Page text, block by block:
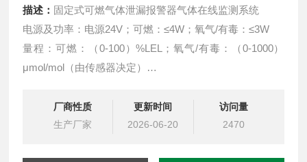
描述： 固定式可燃气体泄漏报警器气体在线监测系统
电源及功率：电源24V；可燃：≤4W；氧气/有毒：≤3W
量程：可燃：（0-100）%LEL；氧气/有毒：（0-1000）
μmol/mol（由传感器决定）
小读数：可燃：1% LEL；有毒：0.1μmol/mol(由传感器决
厂商性质
生产厂家
更新时间
2026-06-20
访问量
2470